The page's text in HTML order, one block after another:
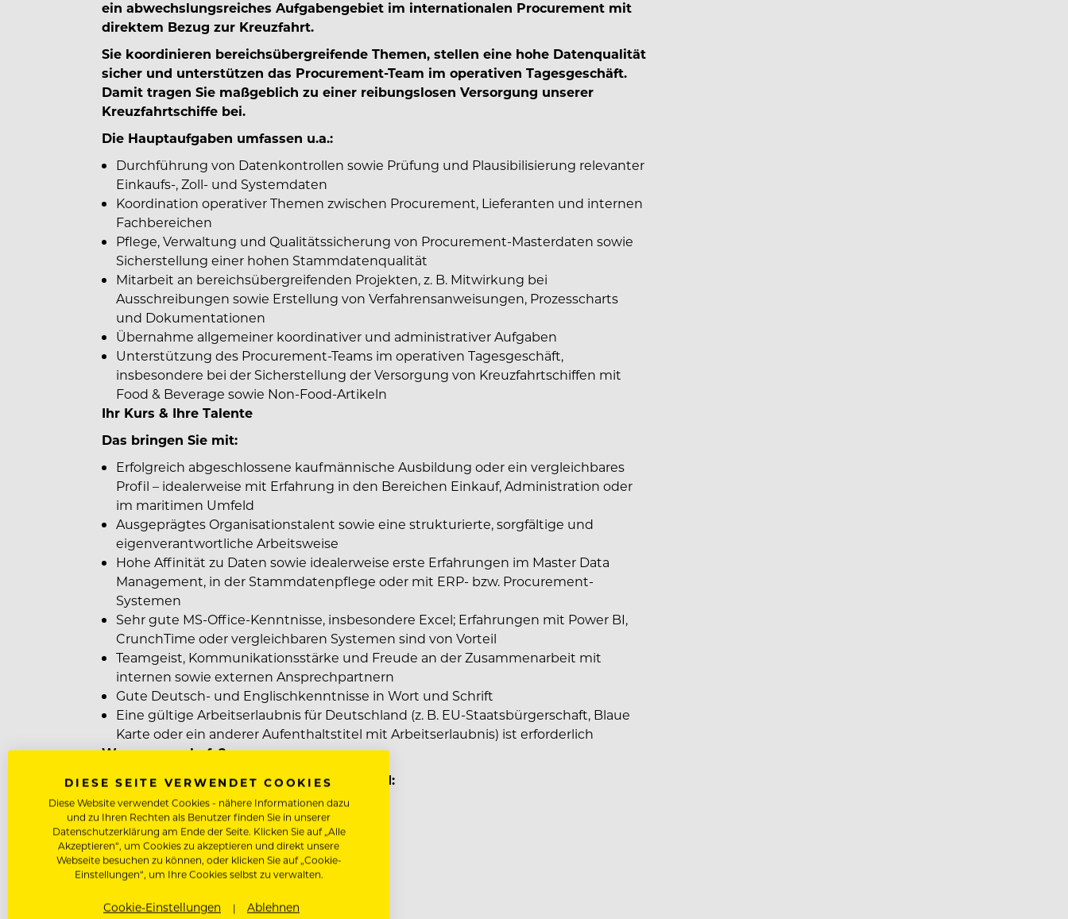
ein abwechslungsreiches Aufgabengebiet im internationalen Procurement mit
direktem Bezug zur Kreuzfahrt.
Sie koordinieren bereichsübergreifende Themen, stellen eine hohe Datenqualität
sicher und unterstützen das Procurement-Team im operativen Tagesgeschäft.
Damit tragen Sie maßgeblich zu einer reibungslosen Versorgung unserer
Kreuzfahrtschiffe bei.
Die Hauptaufgaben umfassen u.a.:
Durchführung von Datenkontrollen sowie Prüfung und Plausibilisierung relevanter
Einkaufs-, Zoll- und Systemdaten
Koordination operativer Themen zwischen Procurement, Lieferanten und internen
Fachbereichen
Pflege, Verwaltung und Qualitätssicherung von Procurement-Masterdaten sowie
Sicherstellung einer hohen Stammdatenqualität
Mitarbeit an bereichsübergreifenden Projekten, z. B. Mitwirkung bei
Ausschreibungen sowie Erstellung von Verfahrensanweisungen, Prozesscharts
und Dokumentationen
Übernahme allgemeiner koordinativer und administrativer Aufgaben
Unterstützung des Procurement-Teams im operativen Tagesgeschäft,
insbesondere bei der Sicherstellung der Versorgung von Kreuzfahrtschiffen mit
Food & Beverage sowie Non-Food-Artikeln
Ihr Kurs & Ihre Talente
Das bringen Sie mit:
Erfolgreich abgeschlossene kaufmännische Ausbildung oder ein vergleichbares
Profil – idealerweise mit Erfahrung in den Bereichen Einkauf, Administration oder
im maritimen Umfeld
Ausgeprägtes Organisationstalent sowie eine strukturierte, sorgfältige und
eigenverantwortliche Arbeitsweise
Hohe Affinität zu Daten sowie idealerweise erste Erfahrungen im Master Data
Management, in der Stammdatenpflege oder mit ERP- bzw. Procurement-
Systemen
Sehr gute MS-Office-Kenntnisse, insbesondere Excel; Erfahrungen mit Power BI,
CrunchTime oder vergleichbaren Systemen sind von Vorteil
Teamgeist, Kommunikationsstärke und Freude an der Zusammenarbeit mit
internen sowie externen Ansprechpartnern
Gute Deutsch- und Englischkenntnisse in Wort und Schrift
Eine gültige Arbeitserlaubnis für Deutschland (z. B. EU-Staatsbürgerschaft, Blaue
Karte oder ein anderer Aufenthaltstitel mit Arbeitserlaubnis) ist erforderlich
Warum sea chefs?
Das erwartet Sie in unserem Team an Land:
Internationales Arbeitsumfeld
Gute Aufstiegschancen
Weiterbildungen & Trainings
Zentrale City-Lage
ÖPNV-Zuschuss
Team- & Firmen-Events
DIESE SEITE VERWENDET COOKIES
Diese Website verwendet Cookies - nähere Informationen dazu
und zu Ihren Rechten als Benutzer finden Sie in unserer
Datenschutzerklärung am Ende der Seite. Klicken Sie auf „Alle
Akzeptieren“, um Cookies zu akzeptieren und direkt unsere
Webseite besuchen zu können, oder klicken Sie auf „Cookie-
Einstellungen“, um Ihre Cookies selbst zu verwalten.
Cookie-Einstellungen Ablehnen